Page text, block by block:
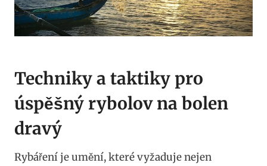
Techniky​ a taktiky pro​
úspěšný rybolov na bolen
dravý
Rybáření je umění, které vyžaduje nejen